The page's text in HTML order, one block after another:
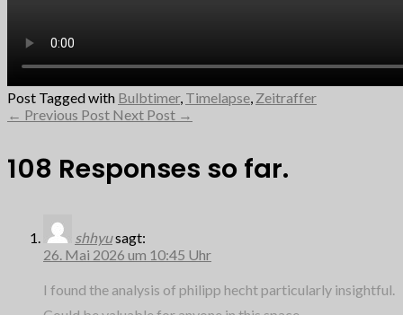
Post Tagged with Bulbtimer, Timelapse Zeitraffer
← Previous Post Next Post →
108 Responses so far.
shhyusagt:
26. Mai 2026 um 10:45 Uhr
I found the analysis of philipp hecht particularly insightful.